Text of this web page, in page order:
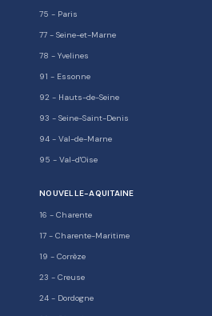
75 - Paris
77 - Seine-et-Marne
78 - Yvelines
91 - Essonne
92 - Hauts-de-Seine
93 - Seine-Saint-Denis
94 - Val-de-Marne
95 - Val-d'Oise
NOUVELLE-AQUITAINE
16 - Charente
17 - Charente-Maritime
19 - Corrèze
23 - Creuse
24 - Dordogne